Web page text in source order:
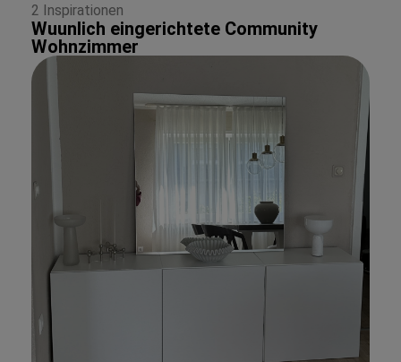
2 Inspirationen
Wuunlich eingerichtete Community
Wohnzimmer